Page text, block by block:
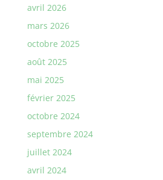
avril 2026
mars 2026
octobre 2025
août 2025
mai 2025
février 2025
octobre 2024
septembre 2024
juillet 2024
avril 2024